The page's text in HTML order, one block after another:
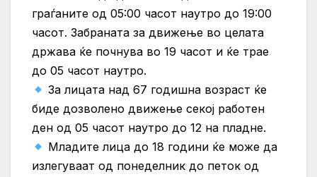
граѓаните од 05:00 часот наутро до 19:00
часот. Забраната за движење во целата
држава ќе почнува во 19 часот и ќе трае
до 05 часот наутро.
За лицата над 67 годишна возраст ќе
биде дозволено движење секој работен
ден од 05 часот наутро до 12 на пладне.
Младите лица до 18 години ќе може да
излегуваат од понеделник до петок од